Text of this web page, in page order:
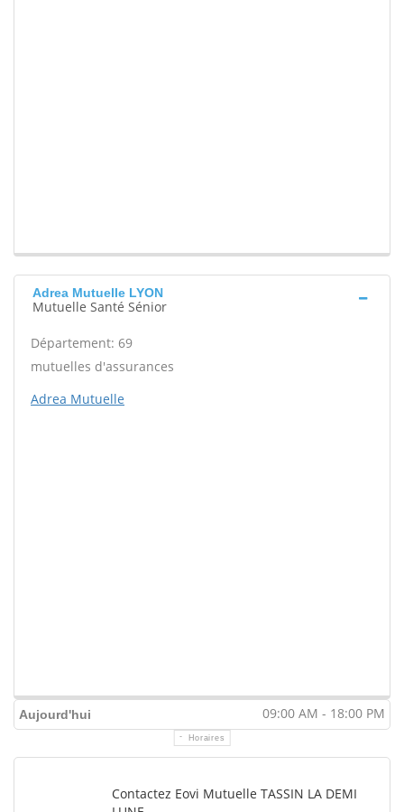
Adrea Mutuelle LYON
Mutuelle Santé Sénior
Département: 69
mutuelles d'assurances
Adrea Mutuelle
Aujourd'hui 09:00 AM - 18:00 PM
Horaires
Contactez Eovi Mutuelle TASSIN LA DEMI